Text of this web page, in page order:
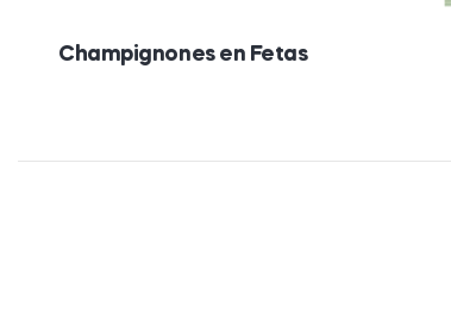
Champignones en Fetas